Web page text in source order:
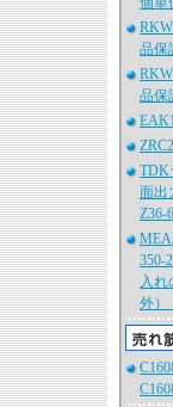
品保
品保
面出
350-
入れ
外